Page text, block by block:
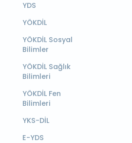
YDS
YÖKDİL
YÖKDİL Sosyal
Bilimler
YÖKDİL Sağlık
Bilimleri
YÖKDİL Fen
Bilimleri
YKS-DİL
E-YDS